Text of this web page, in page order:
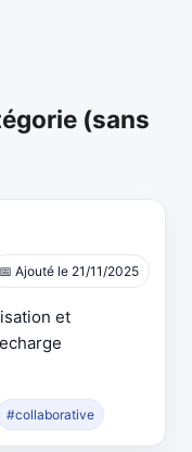
(sans
📅 Ajouté le 21/11/2025
et
#collaborative